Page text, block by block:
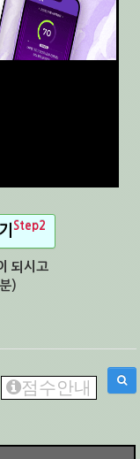
Step2
되시고
)
점수안내